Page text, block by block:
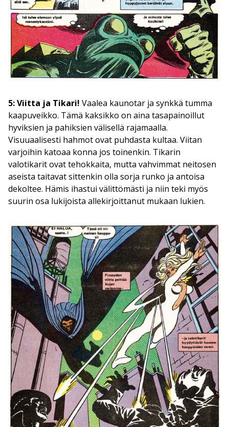
5: Viitta ja Tikari! Vaalea kaunotar ja synkkä tumma
kaapuveikko. Tämä kaksikko on aina tasapainoillut
hyviksien ja pahiksien välisellä rajamaalla.
Visuuaalisesti hahmot ovat puhdasta kultaa. Viitan
varjoihin katoaa konna jos toinenkin. Tikarin
valotikarit ovat tehokkaita, mutta vahvimmat neitosen
aseista taitavat sittenkin olla sorja runko ja antoisa
dekoltee. Hämis ihastui välittömästi ja niin teki myös
suurin osa lukijoista allekirjoittanut mukaan lukien.